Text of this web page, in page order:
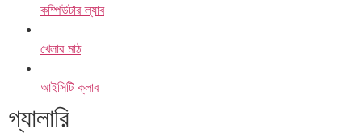
কম্পিউটার ল্যাব
খেলার মাঠ
আইসিটি ক্লাব
গ্যালারি